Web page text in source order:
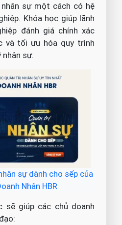
sự một cách có hệ
Khóa học giúp lãnh
đánh giá chính xác
và tối ưu hóa quy trình
nhân sự.
sự dành cho sếp của
Nhân HBR
sẽ giúp các chủ doanh